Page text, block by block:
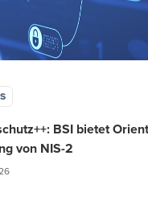
BSI bietet
von NIS-2